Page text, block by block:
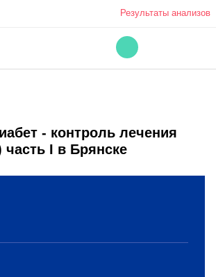
Результаты анализов
- контроль лечения
I в Брянске